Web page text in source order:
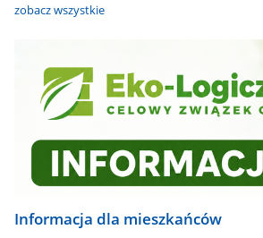
zobacz wszystkie
Informacja dla mieszkańców